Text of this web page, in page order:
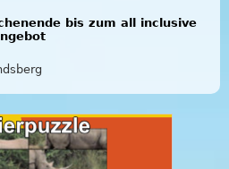
bis zum all inclusive